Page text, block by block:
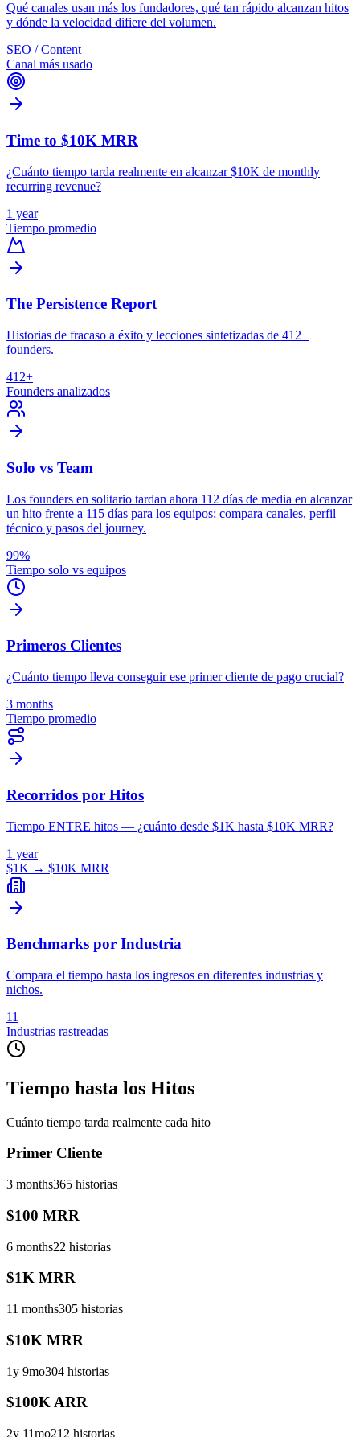
Qué canales usan más los fundadores, qué tan rápido alcanzan hitos
y dónde la velocidad difiere del volumen.
SEO / Content
Canal más usado
Time to $10K MRR
¿Cuánto tiempo tarda realmente en alcanzar $10K de monthly
recurring revenue?
1 year
Tiempo promedio
The Persistence Report
Historias de fracaso a éxito y lecciones sintetizadas de 412+
founders.
412+
Founders analizados
Solo vs Team
Los founders en solitario tardan ahora 112 días de media en alcanzar
un hito frente a 115 días para los equipos; compara canales, perfil
técnico y pasos del journey.
99%
Tiempo solo vs equipos
Primeros Clientes
¿Cuánto tiempo lleva conseguir ese primer cliente de pago crucial?
3 months
Tiempo promedio
Recorridos por Hitos
Tiempo ENTRE hitos — ¿cuánto desde $1K hasta $10K MRR?
1 year
$1K → $10K MRR
Benchmarks por Industria
Compara el tiempo hasta los ingresos en diferentes industrias y
nichos.
11
Industrias rastreadas
Tiempo hasta los Hitos
Cuánto tiempo tarda realmente cada hito
Primer Cliente
3 months365 historias
$100 MRR
6 months22 historias
$1K MRR
11 months305 historias
$10K MRR
1y 9mo304 historias
$100K ARR
2y 11mo212 historias